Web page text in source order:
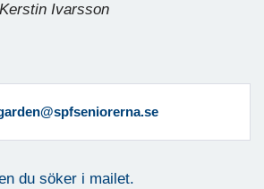
Ivarsson
du söker i mailet.